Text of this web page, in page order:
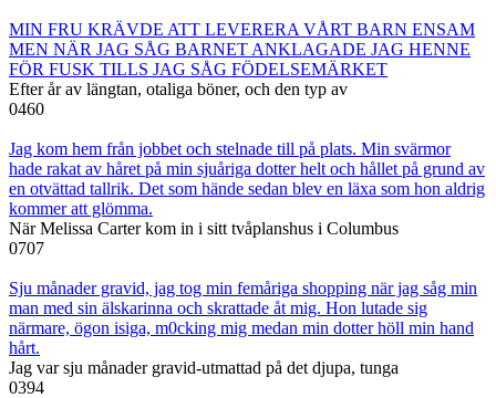
MIN FRU KRÄVDE ATT LEVERERA VÅRT BARN ENSAM
MEN NÄR JAG SÅG BARNET ANKLAGADE JAG HENNE
FÖR FUSK TILLS JAG SÅG FÖDELSEMÄRKET
Efter år av längtan, otaliga böner, och den typ av
0460
Jag kom hem från jobbet och stelnade till på plats. Min svärmor
hade rakat av håret på min sjuåriga dotter helt och hållet på grund av
en otvättad tallrik. Det som hände sedan blev en läxa som hon aldrig
kommer att glömma.
När Melissa Carter kom in i sitt tvåplanshus i Columbus
0707
Sju månader gravid, jag tog min femåriga shopping när jag såg min
man med sin älskarinna och skrattade åt mig. Hon lutade sig
närmare, ögon isiga, m0cking mig medan min dotter höll min hand
hårt.
Jag var sju månader gravid-utmattad på det djupa, tunga
0394